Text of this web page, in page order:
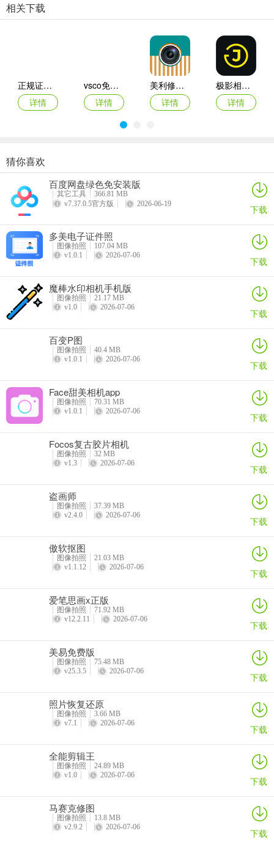
4、扣完图后，会随机选择一个背景，你不喜欢的话可以点击下方的
【无】，抠好后点击右上角的【导出】就行。
5、以上是本站带来的360AI智剪App抠图步骤。
1、【图片消除】轻松去除图片中不需要的元素，让画面更整洁。
3、【图片变清晰】提升图片质量，即使放大也能保持清晰，还原每一
个细节。
5、【拼图】 自由组合图片，发挥创意，讲述属于你的故事。
7、【视频拼接】自由拼接视频片段，将多个精彩瞬间串联成完整故
8、【视频变速】灵活调整视频速度，或快或慢，营造独特氛围。
9、【视频滤镜】复古风、小清新风、炫酷风，一键让视频换个 “时尚
10、【视频特效】炫酷的特效加起来，像给视频施了魔法。
更新日志
v1.1.0.1000版本
1、新增AI拜年功能
2、修复线上反馈问题
相关下载
正规证件照拍摄
详情
vsco免费版
详情
美利修图P图app
详情
极影相机安卓版
详情
极影相机
详情
玩图自拍相机
详情
球球相册
微咔Wecut
猜你喜欢
百度网盘绿色免安装版
其它工具
366.81 MB
v7.37.0.5官方版
2026-06-19 下载
多美电子证件照
图像拍照
107.04 MB
v1.0.1
2026-07-06 下载
魔棒水印相机手机版
图像拍照
21.17 MB
v1.0
2026-07-06 下载
百变P图
图像拍照
40.4 MB
v1.0.1
2026-07-06 下载
Face甜美相机app
图像拍照
70.31 MB
v1.0.1
2026-07-06 下载
Focos复古胶片相机
图像拍照
32 MB
v1.3
2026-07-06 下载
盗画师
图像拍照
37.39 MB
v2.4.0
2026-07-06 下载
傲软抠图
图像拍照
21.03 MB
v1.1.12
2026-07-06 下载
爱笔思画x正版
图像拍照
71.92 MB
v12.2.11
2026-07-06 下载
美易免费版
图像拍照
75.48 MB
v25.3.5
2026-07-06 下载
照片恢复还原
图像拍照
3.66 MB
v7.1
2026-07-06 下载
全能剪辑王
图像拍照
24.89 MB
v1.0
2026-07-06 下载
马赛克修图
图像拍照
13.8 MB
v2.9.2
2026-07-06 下载